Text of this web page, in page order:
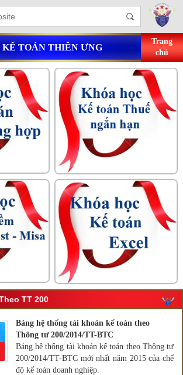
KẾ TOÁN THIÊN ƯNG
Trang
chủ
TT 200
Bảng hệ thống tài khoản kế toán theo
Thông tư 200/2014/TT-BTC
Bảng hệ thống tài khoản kế toán theo Thông tư
200/2014/TT-BTC mới nhất năm 2015 của chế
độ kế toán doanh nghiệp.